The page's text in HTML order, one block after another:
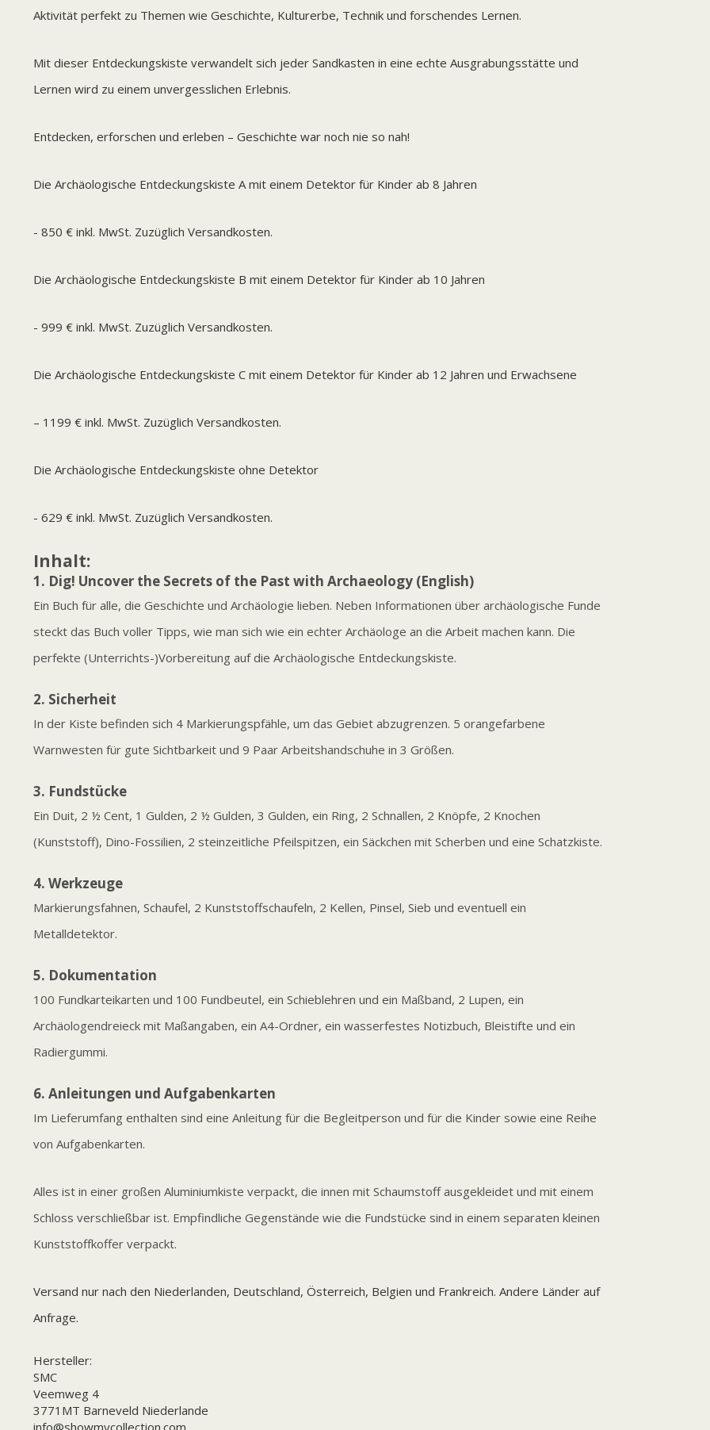
Aktivität perfekt zu Themen wie Geschichte, Kulturerbe, Technik und forschendes Lernen.
Mit dieser Entdeckungskiste verwandelt sich jeder Sandkasten in eine echte Ausgrabungsstätte und
Lernen wird zu einem unvergesslichen Erlebnis.
Entdecken, erforschen und erleben – Geschichte war noch nie so nah!
Die Archäologische Entdeckungskiste A mit einem Detektor für Kinder ab 8 Jahren
- 850 € inkl. MwSt. Zuzüglich Versandkosten.
Die Archäologische Entdeckungskiste B mit einem Detektor für Kinder ab 10 Jahren
- 999 € inkl. MwSt. Zuzüglich Versandkosten.
Die Archäologische Entdeckungskiste C mit einem Detektor für Kinder ab 12 Jahren und Erwachsene
– 1199 € inkl. MwSt. Zuzüglich Versandkosten.
Die Archäologische Entdeckungskiste ohne Detektor
- 629 € inkl. MwSt. Zuzüglich Versandkosten.
Inhalt:
1. Dig! Uncover the Secrets of the Past with Archaeology (English)
Ein Buch für alle, die Geschichte und Archäologie lieben. Neben Informationen über archäologische Funde
steckt das Buch voller Tipps, wie man sich wie ein echter Archäologe an die Arbeit machen kann. Die
perfekte (Unterrichts-)Vorbereitung auf die Archäologische Entdeckungskiste.
2. Sicherheit
In der Kiste befinden sich 4 Markierungspfähle, um das Gebiet abzugrenzen. 5 orangefarbene
Warnwesten für gute Sichtbarkeit und 9 Paar Arbeitshandschuhe in 3 Größen.
3. Fundstücke
Ein Duit, 2 ½ Cent, 1 Gulden, 2 ½ Gulden, 3 Gulden, ein Ring, 2 Schnallen, 2 Knöpfe, 2 Knochen
(Kunststoff), Dino-Fossilien, 2 steinzeitliche Pfeilspitzen, ein Säckchen mit Scherben und eine Schatzkiste.
4. Werkzeuge
Markierungsfahnen, Schaufel, 2 Kunststoffschaufeln, 2 Kellen, Pinsel, Sieb und eventuell ein
Metalldetektor.
5. Dokumentation
100 Fundkarteikarten und 100 Fundbeutel, ein Schieblehren und ein Maßband, 2 Lupen, ein
Archäologendreieck mit Maßangaben, ein A4-Ordner, ein wasserfestes Notizbuch, Bleistifte und ein
Radiergummi.
6. Anleitungen und Aufgabenkarten
Im Lieferumfang enthalten sind eine Anleitung für die Begleitperson und für die Kinder sowie eine Reihe
von Aufgabenkarten.
Alles ist in einer großen Aluminiumkiste verpackt, die innen mit Schaumstoff ausgekleidet und mit einem
Schloss verschließbar ist. Empfindliche Gegenstände wie die Fundstücke sind in einem separaten kleinen
Kunststoffkoffer verpackt.
Versand nur nach den Niederlanden, Deutschland, Österreich, Belgien und Frankreich. Andere Länder auf
Anfrage.
Hersteller:
SMC
Veemweg 4
3771MT Barneveld Niederlande
info@showmycollection.com